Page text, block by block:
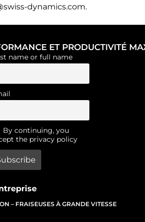
dynamics.com.
ET PRODUCTIVITÉ
name or full name
By continuing, you
the privacy policy
– FRAISEUSES À GRANDE VITESSE